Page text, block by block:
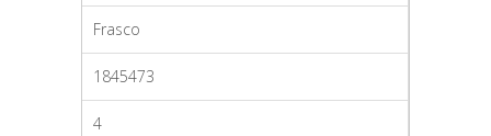
Frasco
1845473
4